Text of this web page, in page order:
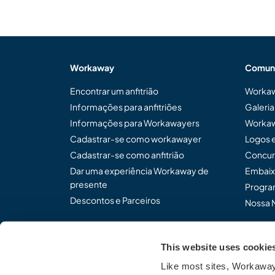
This website uses
Like most sites,
Workaway
Encontrar um anfitrião
Informações para anfitriões
Informações para Workawayers
Cadastrar-se como workawayer
Cadastrar-se como anfitrião
Dar uma experiência Workaway de
presente
Descontos e Parceiros
Logos
Nossa
Compartilhe o modo de